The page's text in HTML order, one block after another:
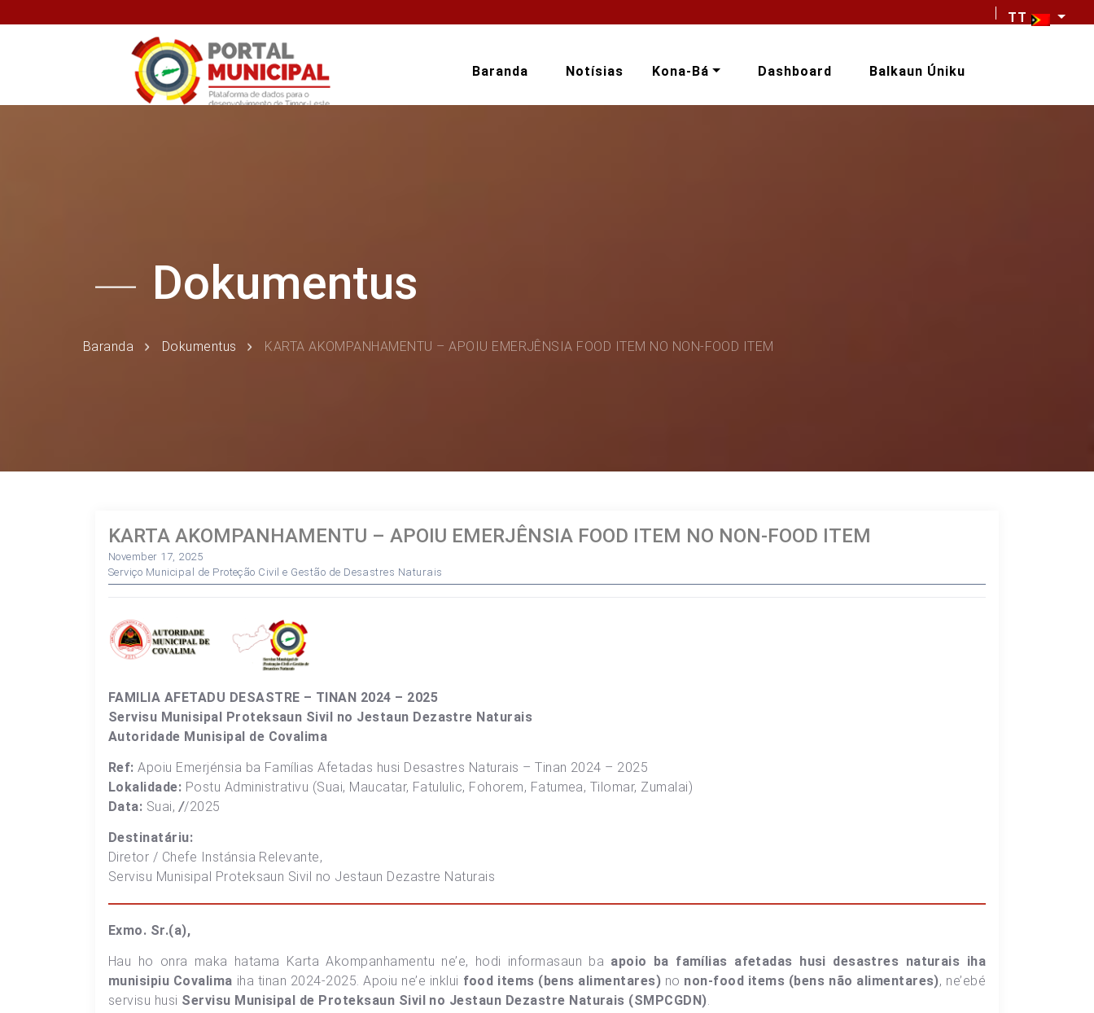
TT
Baranda Notísias Kona-Bá Dashboard Balkaun Úniku
Dokumentus
Baranda Dokumentus KARTA AKOMPANHAMENTU – APOIU EMERJÊNSIA FOOD ITEM NO NON-FOOD ITEM
KARTA AKOMPANHAMENTU – APOIU EMERJÊNSIA FOOD ITEM NO NON-FOOD ITEM
November 17, 2025
Serviço Municipal de Proteção Civil e Gestão de Desastres Naturais
FAMILIA AFETADU DESASTRE – TINAN 2024 – 2025
Servisu Munisipal Proteksaun Sivil no Jestaun Dezastre Naturais
Autoridade Munisipal de Covalima
Ref: Apoiu Emerjénsia ba Famílias Afetadas husi Desastres Naturais – Tinan 2024 – 2025
Lokalidade: Postu Administrativu (Suai, Maucatar, Fatululic, Fohorem, Fatumea, Tilomar, Zumalai)
Data: Suai,//2025
Destinatáriu:
Diretor / Chefe Instánsia Relevante,
Servisu Munisipal Proteksaun Sivil no Jestaun Dezastre Naturais
Exmo. Sr.(a),
Hau ho onra maka hatama Karta Akompanhamentu ne’e, hodi informasaun ba apoio ba famílias afetadas husi desastres naturais iha
munisipiu Covalima iha tinan 2024-2025. Apoiu ne’e inklui food items (bens alimentares) no non-food items (bens não alimentares), ne’ebé
servisu husi Servisu Munisipal de Proteksaun Sivil no Jestaun Dezastre Naturais (SMPCGDN).